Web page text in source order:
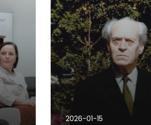
2026-01-15